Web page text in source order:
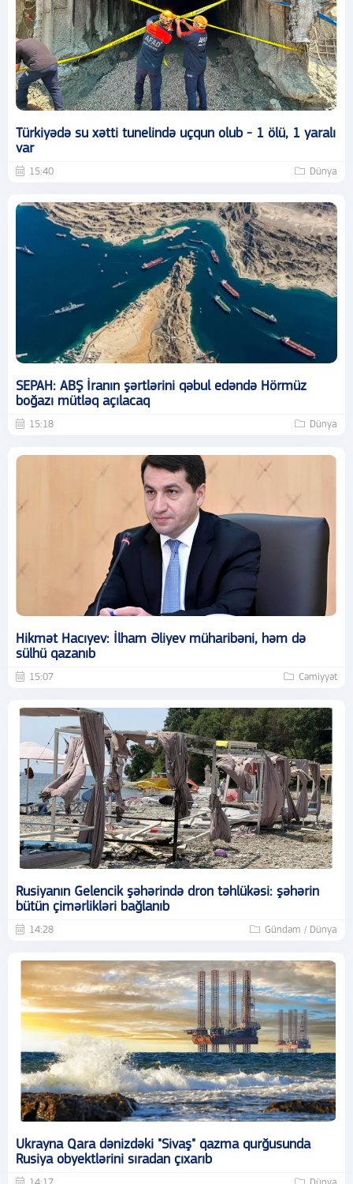
Türkiyədə su xətti tunelində uçqun olub - 1 ölü, 1 yaralı
var
15:40 Dünya
SEPAH: ABŞ İranın şərtlərini qəbul edəndə Hörmüz
boğazı mütləq açılacaq
15:18 Dünya
Hikmət Hacıyev: İlham Əliyev müharibəni, həm də
sülhü qazanıb
15:07 Cəmiyyət
Rusiyanın Gelencik şəhərində dron təhlükəsi: şəhərin
bütün çimərlikləri bağlanıb
14:28 Gündəm / Dünya
Ukrayna Qara dənizdəki "Sivaş" qazma qurğusunda
Rusiya obyektlərini sıradan çıxarıb